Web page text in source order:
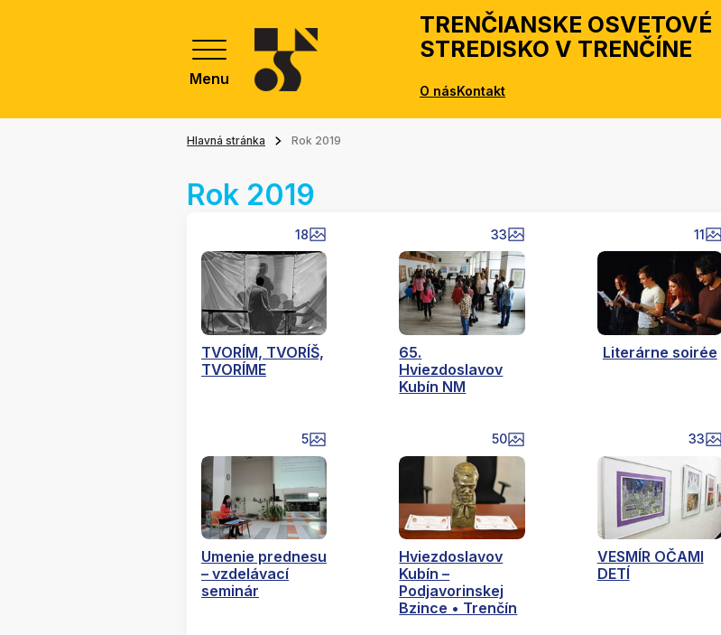
Menu
TRENČIANSKE OSVETOVÉ
STREDISKO V TRENČÍNE
O násKontakt
Hlavná stránka Rok 2019
Rok 2019
18
TVORÍM, TVORÍŠ,
TVORÍME
33
65.
Hviezdoslavov
Kubín NM
11
Literárne soirée
5
Umenie prednesu
– vzdelávací
seminár
50
Hviezdoslavov
Kubín –
Podjavorinskej
Bzince • Trenčín
33
VESMÍR OČAMI
DETÍ